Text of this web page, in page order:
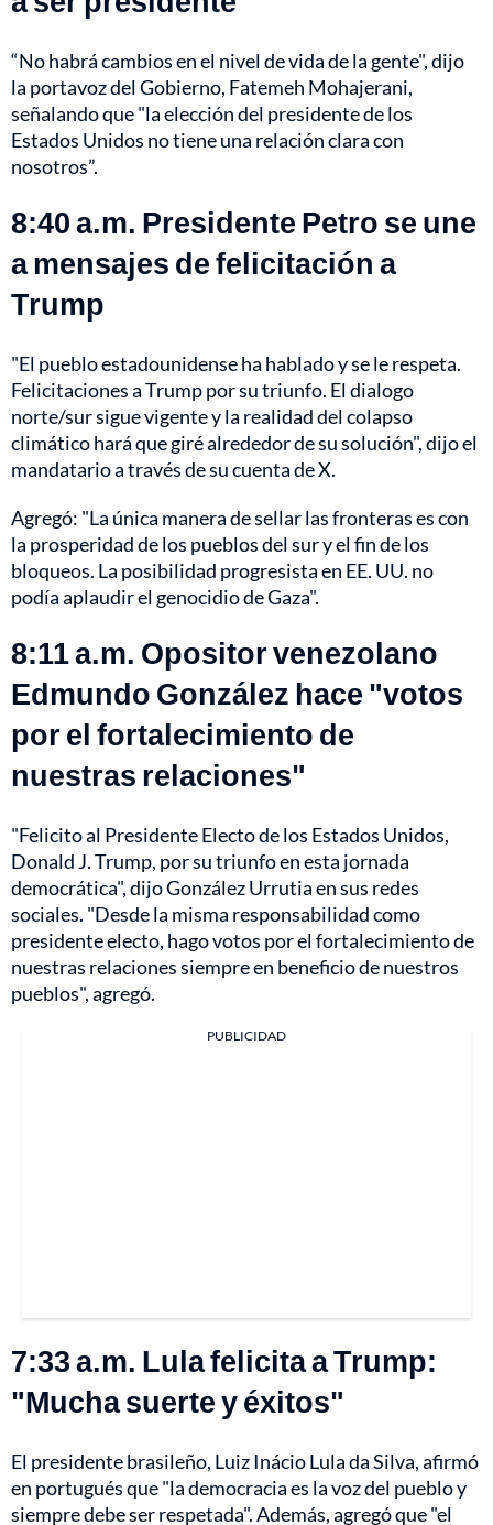
“No habrá cambios en el nivel de vida de la gente", dijo
la portavoz del Gobierno, Fatemeh Mohajerani,
señalando que "la elección del presidente de los
Estados Unidos no tiene una relación clara con
nosotros”.
8:40 a.m. Presidente Petro se une
a mensajes de felicitación a
Trump
"El pueblo estadounidense ha hablado y se le respeta.
Felicitaciones a Trump por su triunfo. El dialogo
norte/sur sigue vigente y la realidad del colapso
climático hará que giré alrededor de su solución", dijo el
mandatario a través de su cuenta de X.
Agregó: "La única manera de sellar las fronteras es con
la prosperidad de los pueblos del sur y el fin de los
bloqueos. La posibilidad progresista en EE. UU. no
podía aplaudir el genocidio de Gaza".
8:11 a.m. Opositor venezolano
Edmundo González hace "votos
por el fortalecimiento de
nuestras relaciones"
"Felicito al Presidente Electo de los Estados Unidos,
Donald J. Trump, por su triunfo en esta jornada
democrática", dijo González Urrutia en sus redes
sociales. "Desde la misma responsabilidad como
presidente electo, hago votos por el fortalecimiento de
nuestras relaciones siempre en beneficio de nuestros
pueblos", agregó.
PUBLICIDAD
7:33 a.m. Lula felicita a Trump:
"Mucha suerte y éxitos"
El presidente brasileño, Luiz Inácio Lula da Silva, afirmó
en portugués que "la democracia es la voz del pueblo y
siempre debe ser respetada". Además, agregó que "el